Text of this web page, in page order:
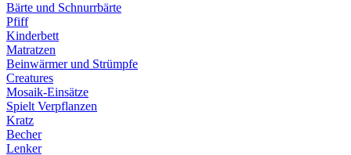
Bärte und Schnurrbärte
Pfiff
Kinderbett
Matratzen
Beinwärmer und Strümpfe
Creatures
Mosaik-Einsätze
Spielt Verpflanzen
Kratz
Becher
Lenker